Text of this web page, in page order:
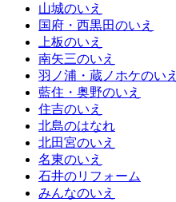
山城のいえ
国府・西黒田のいえ
上板のいえ
南矢三のいえ
羽ノ浦・蔵ノホケのいえ
藍住・奥野のいえ
住吉のいえ
北島のはなれ
北田宮のいえ
名東のいえ
石井のリフォーム
みんなのいえ